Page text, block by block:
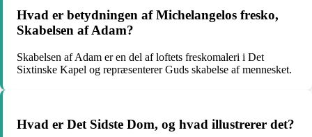
Hvad er betydningen af Michelangelos fresko,
Skabelsen af Adam?
Skabelsen af Adam er en del af loftets freskomaleri i Det
Sixtinske Kapel og repræsenterer Guds skabelse af mennesket.
Hvad er Det Sidste Dom, og hvad illustrerer det?